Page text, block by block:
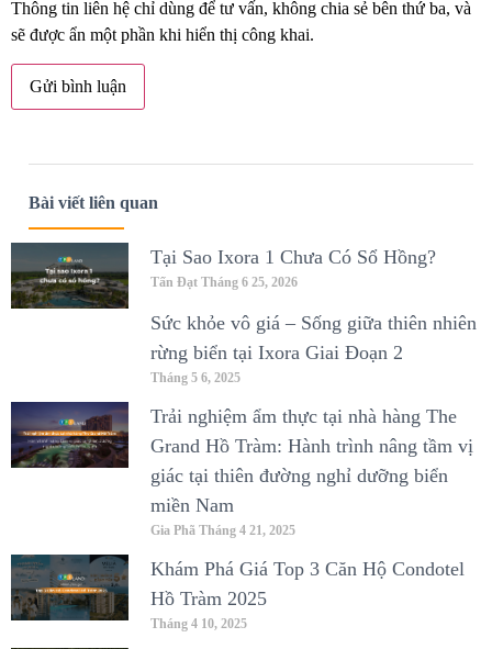
Thông tin liên hệ chỉ dùng để tư vấn, không chia sẻ bên thứ ba, và
sẽ được ẩn một phần khi hiển thị công khai.
Bài viết liên quan
Tại Sao Ixora 1 Chưa Có Sổ Hồng?
Tấn Đạt Tháng 6 25, 2026
Sức khỏe vô giá – Sống giữa thiên nhiên
rừng biển tại Ixora Giai Đoạn 2
Tháng 5 6, 2025
Trải nghiệm ẩm thực tại nhà hàng The
Grand Hồ Tràm: Hành trình nâng tầm vị
giác tại thiên đường nghỉ dưỡng biển
miền Nam
Gia Phã Tháng 4 21, 2025
Khám Phá Giá Top 3 Căn Hộ Condotel
Hồ Tràm 2025
Tháng 4 10, 2025